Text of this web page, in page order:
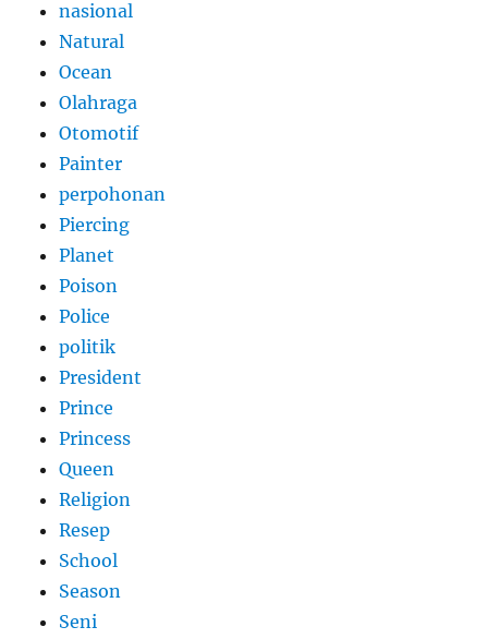
nasional
Natural
Ocean
Olahraga
Otomotif
Painter
perpohonan
Piercing
Planet
Poison
Police
politik
President
Prince
Princess
Queen
Religion
Resep
School
Season
Seni